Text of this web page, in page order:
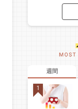
週間